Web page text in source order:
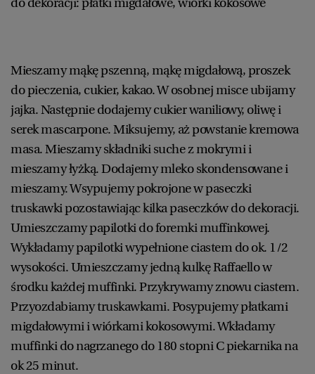
Mieszamy mąkę pszenną, mąkę migdałową, proszek
do pieczenia, cukier, kakao. W osobnej misce ubijamy
jajka. Następnie dodajemy cukier waniliowy, oliwę i
serek mascarpone. Miksujemy, aż powstanie kremowa
masa. Mieszamy składniki suche z mokrymi i
mieszamy łyżką. Dodajemy mleko skondensowane i
mieszamy. Wsypujemy pokrojone w paseczki
truskawki pozostawiając kilka paseczków do dekoracji.
Umieszczamy papilotki do foremki muffinkowej.
Wykładamy papilotki wypełnione ciastem do ok. 1/2
wysokości. Umieszczamy jedną kulkę Raffaello w
środku każdej muffinki. Przykrywamy znowu ciastem.
Przyozdabiamy truskawkami. Posypujemy płatkami
migdałowymi i wiórkami kokosowymi. Wkładamy
muffinki do nagrzanego do 180 stopni C piekarnika na
ok 25 minut.